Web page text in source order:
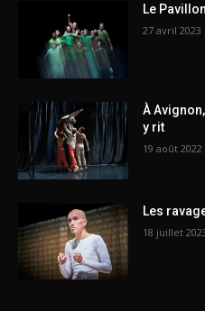
Le
27 avril 2023
À
y rit
19 août 2022
Les
18 juillet